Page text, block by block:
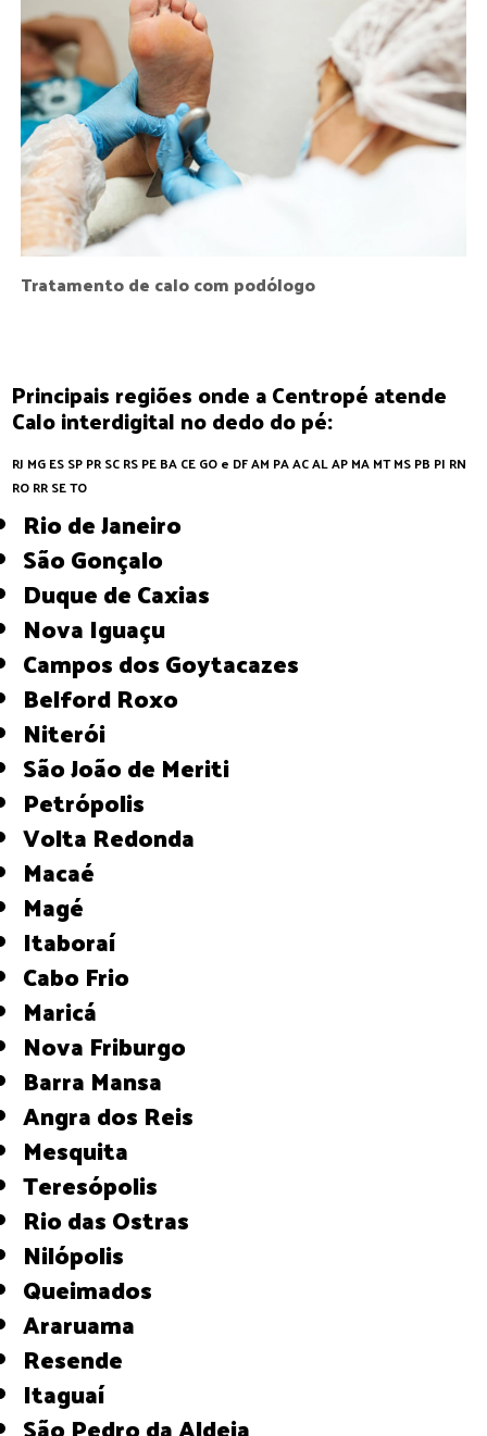
Tratamento de calo com podólogo
Principais regiões onde a Centropé atende
Calo interdigital no dedo do pé:
RJ MGESSPPRSCRSPEBACEGO e DFAM PAACALAPMAMTMSPB PI RN
RORRSETO
Rio de Janeiro
São Gonçalo
Duque de Caxias
Nova Iguaçu
Campos dos Goytacazes
Belford Roxo
Niterói
São João de Meriti
Petrópolis
Volta Redonda
Macaé
Magé
Itaboraí
Cabo Frio
Maricá
Nova Friburgo
Barra Mansa
Angra dos Reis
Mesquita
Teresópolis
Rio das Ostras
Nilópolis
Queimados
Araruama
Resende
Itaguaí